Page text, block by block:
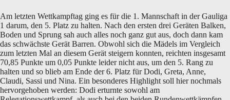
Am letzten Wettkampftag ging es für die 1. Mannschaft in der Gauliga
1 darum, den 5. Platz zu halten. Nach den ersten drei Geräten Balken,
Boden und Sprung sah auch alles noch ganz gut aus, doch dann kam
das schwächste Gerät Barren. Obwohl sich die Mädels im Vergleich
zum letzten Mal an diesem Gerät steigern konnten, reichten insgesamt
70,85 Punkte um 0,05 Punkte leider nicht aus, um den 5. Rang zu
halten und so blieb am Ende der 6. Platz für Dodi, Greta, Anne,
Claudi, Sassi und Nina. Ein besonderes Highlight soll hier nochmals
hervorgehoben werden: Dodi erturnte sowohl am